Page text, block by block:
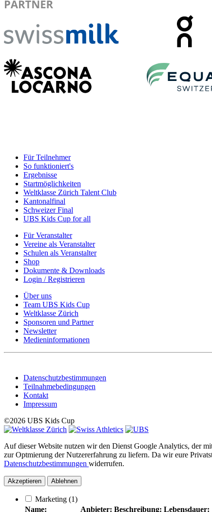
Für Teilnehmer
So funktioniert's
Ergebnisse
Startmöglichkeiten
Weltklasse Zürich Talent Club
Kantonalfinal
Schweizer Final
UBS Kids Cup for all
Für Veranstalter
Vereine als Veranstalter
Schulen als Veranstalter
Shop
Dokumente & Downloads
Login / Registrieren
Über uns
Team UBS Kids Cup
Weltklasse Zürich
Sponsoren und Partner
Newsletter
Medieninformationen
Datenschutzbestimmungen
Teilnahmebedingungen
Kontakt
Impressum
©2026 UBS Kids Cup
Auf dieser Website nutzen wir den Dienst Google Analytics, der
zur Optmierung der Nutzererfahrung zu liefern. Da wir eure
Datenschutzbestimmungen widerrufen.
Akzeptieren Ablehnen
Marketing (1)
Name:
Anbieter: Beschreibung: Lebensdauer: